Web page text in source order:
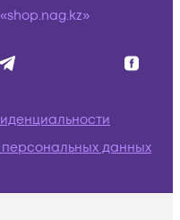
данных